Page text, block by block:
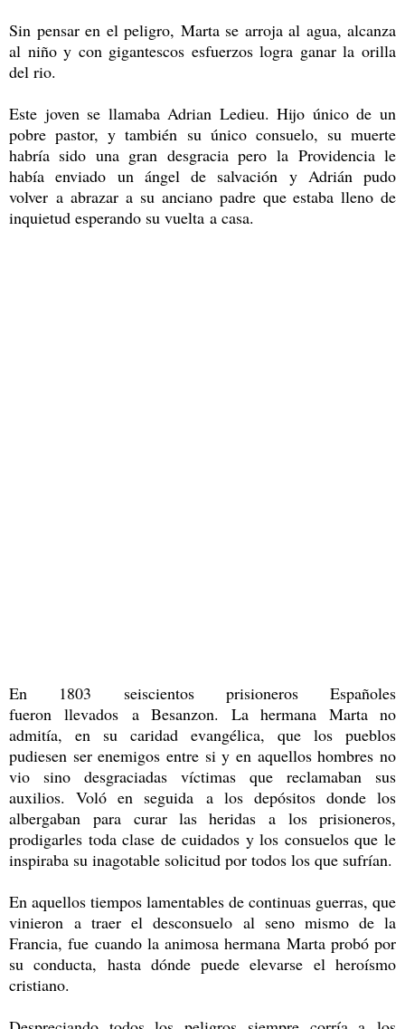
Sin pensar en el peligro, Marta se arroja al agua, alcanza
al niño y con gigantescos esfuerzos logra ganar la orilla
del rio.
Este joven se llamaba Adrian Ledieu. Hijo único de un
pobre pastor, y también su único consuelo, su muerte
habría sido una gran desgracia pero la Providencia le
había enviado un ángel de salvación y Adrián pudo
volver a abrazar a su anciano padre que estaba lleno de
inquietud esperando su vuelta a casa.
En 1803 seiscientos prisioneros Españoles
fueron llevados a Besanzon. La hermana Marta no
admitía, en su caridad evangélica, que los pueblos
pudiesen ser enemigos entre si y en aquellos hombres no
vio sino desgraciadas víctimas que reclamaban sus
auxilios. Voló en seguida a los depósitos donde los
albergaban para curar las heridas a los prisioneros,
prodigarles toda clase de cuidados y los consuelos que le
inspiraba su inagotable solicitud por todos los que sufrían.
En aquellos tiempos lamentables de continuas guerras, que
vinieron a traer el desconsuelo al seno mismo de la
Francia, fue cuando la animosa hermana Marta probó por
su conducta, hasta dónde puede elevarse el heroísmo
cristiano.